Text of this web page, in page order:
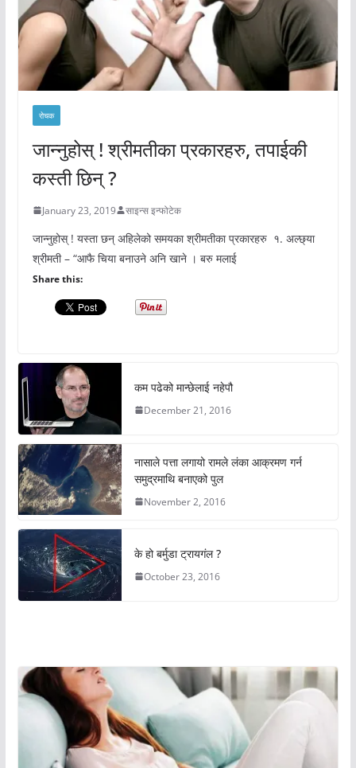
रोचक
जान्नुहोस् ! श्रीमतीका प्रकारहरु, तपाईकी
कस्ती छिन् ?
January 23, 2019 साइन्स इन्फोटेक
जान्नुहोस् ! यस्ता छन् अहिलेको समयका श्रीमतीका प्रकारहरु १. अल्छ्या
श्रीमती – “आफै चिया बनाउने अनि खाने । बरु मलाई
Share this:
कम पढेको मान्छेलाई नहेपौ
December 21, 2016
नासाले पत्ता लगायो रामले लंका आक्रमण गर्न
समुद्रमाथि बनाएको पुल
November 2, 2016
के हो बर्मुडा ट्रायगंल ?
October 23, 2016